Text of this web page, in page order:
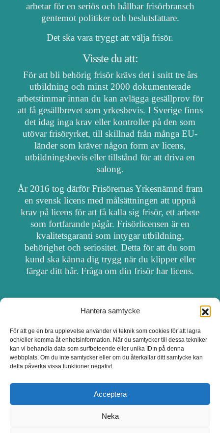
Hantera samtycke
För att ge en bra upplevelse använder vi teknik som cookies för att lagra
och/eller komma åt enhetsinformation. När du samtycker till dessa tekniker
kan vi behandla data som surfbeteende eller unika ID:n på denna
webbplats. Om du inte samtycker eller om du återkallar ditt samtycke kan
detta påverka vissa funktioner negativt.
Acceptera
Neka
arbetar för en seriös och hållbar frisörbransch
gentemot politiker och beslutsfattare.
Det ska vara tryggt att välja frisör.
Visste du att:
För att bli behörig frisör krävs det i snitt tre års
utbildning och minst 2000 dokumenterade
arbetstimmar innan du kan avlägga gesällprov för
att få gesällbrevet som yrkesbevis. I Sverige finns
det idag inga krav eller kontroller på den som
utövar frisöryrket, till skillnad från många EU-
länder som kräver någon form av licens,
utbildningsbevis eller tillstånd för att driva en
salong.
År 2016 tog därför Frisörernas Yrkesnämnd fram
en svensk licens med målsättningen att uppnå
krav på licens för att få kalla sig frisör, ett arbete
som fortfarande pågår. Frisörlicensen är en
kvalitetsgaranti som intygar utbildning,
behörighet och seriositet. Detta för att du som
kund ska känna dig trygg när du klipper eller
färgar ditt hår. Fråga om din frisör har licens.
OM FRISÖRSÖK
UPPDATERA SALONG